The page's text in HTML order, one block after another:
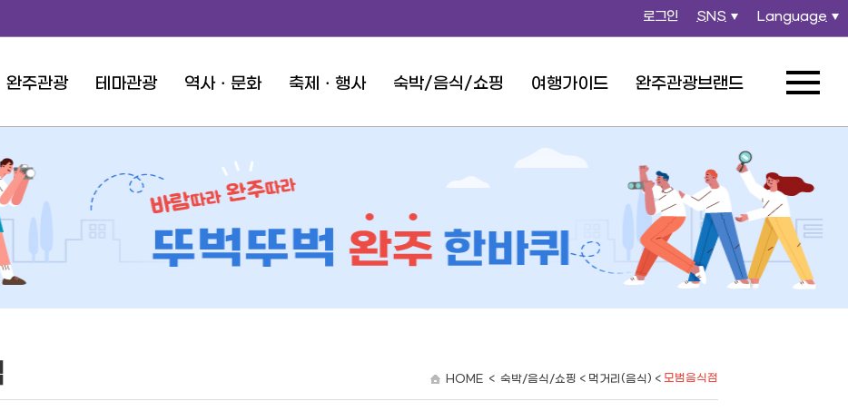
로그인 SNS Language
완주관광 테마관광 역사ㆍ문화 축제ㆍ행사 숙박/음식/쇼핑 여행가이드 완주관광브랜드
HOME < 숙박/음식/쇼핑 < 먹거리(음식) < 모범음식점